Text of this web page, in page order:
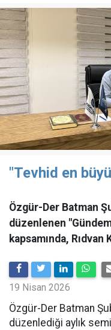
"Tevhid en
Özgür-Der Batman
düzenlenen
kapsamında,
19 Nisan 2026
​Özgür-Der Batman
düzenlediği aylık